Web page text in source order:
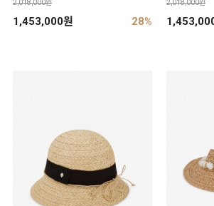
2,018,000원
1,453,000원 28%
2,018,000원